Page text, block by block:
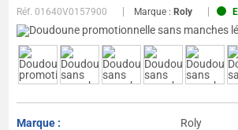
Réf.01640V0157900 Marque : Roly
Marque :
Roly